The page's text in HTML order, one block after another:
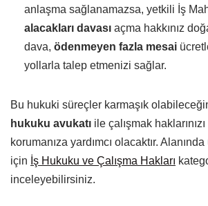
anlaşma sağlanamazsa, yetkili İş
alacakları davası açma hakkınız
dava, ödenmeyen fazla mesai
yollarla talep etmenizi sağlar.
Bu hukuki süreçler karmaşık
hukuku avukatı ile çalışmak
korumanıza yardımcı olacaktır.
için İş Hukuku ve Çalışma Hakları
inceleyebilirsiniz.